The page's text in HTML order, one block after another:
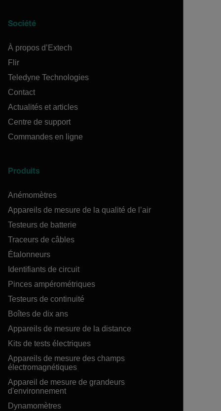
Société
À propos d’Extech
Flir
Teledyne Technologies
Contact
Actualités et articles
Centre de support
Commandes en ligne
Produits
Anémomètres
Appareils de mesure de la qualité de l’air
Testeurs de batterie
Traceurs de câbles
Étalonneurs
Identifiants de circuit
Pinces ampérométriques
Testeurs de continuité
Boîtes de dix ans
Appareils de mesure de la distance
Kits de tests électriques
Appareils de mesure des champs
électromagnétiques
Appareil de mesure de grandeurs
d'environnement
Dynamomètres